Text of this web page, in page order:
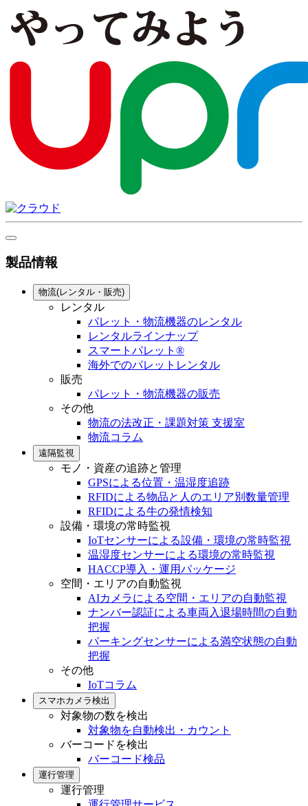
製品情報
物流(レンタル・販売)
レンタル
パレット・物流機器のレンタル
レンタルラインナップ
スマートパレット®
海外でのパレットレンタル
販売
パレット・物流機器の販売
その他
物流の法改正・課題対策 支援室
物流コラム
遠隔監視
モノ・資産の追跡と管理
GPSによる位置・温湿度追跡
RFIDによる物品と人のエリア別数量管理
RFIDによる牛の発情検知
設備・環境の常時監視
IoTセンサーによる設備・環境の常時監視
温湿度センサーによる環境の常時監視
HACCP導入・運用パッケージ
空間・エリアの自動監視
AIカメラによる空間・エリアの自動監視
ナンバー認証による車両入退場時間の自動
把握
パーキングセンサーによる満空状態の自動
把握
その他
IoTコラム
スマホカメラ検出
対象物の数を検出
対象物を自動検出・カウント
バーコードを検出
バーコード検品
運行管理
運行管理